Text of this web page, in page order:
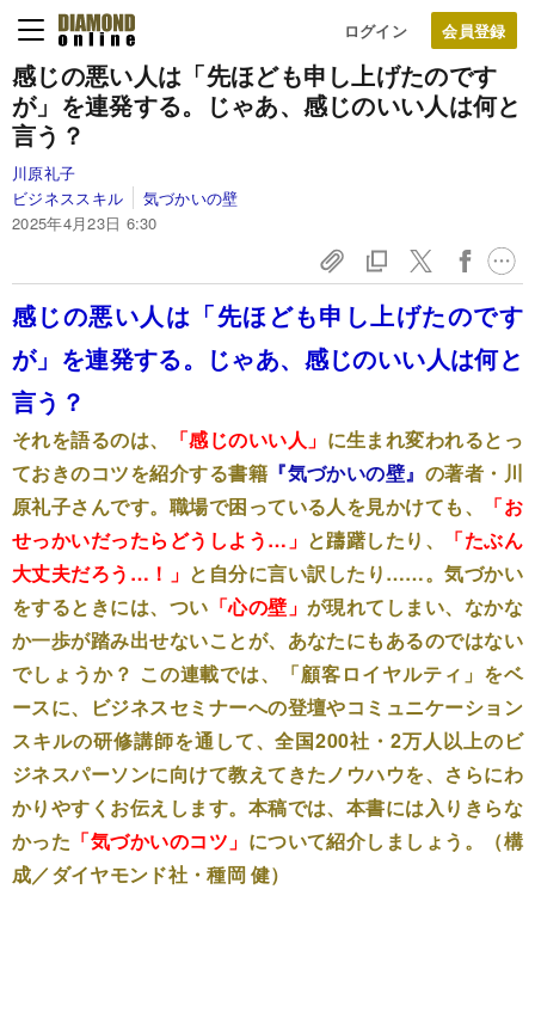
ログイン
感じの悪い人は「先ほども申し上げたのです
が」を連発する。じゃあ、感じのいい人は何と
言う？
川原礼子
ビジネススキル
気づかいの壁
2025年4月23日 6:30
感じの悪い人は「先ほども申し上げたのです
が」を連発する。じゃあ、感じのいい人は何と
言う？
それを語るのは、 「感じのいい人」 に生まれ変われるとっ
ておきのコツを紹介する書籍 『気づかいの壁』 の著者・川
原礼子さんです。職場で困っている人を見かけても、
「お
せっかいだったらどうしよう…」 と躊躇したり、
「たぶん
大丈夫だろう…！」 と自分に言い訳したり……。気づかい
をするときには、つい 「心の壁」が現れてしまい、なかな
か一歩が踏み出せないことが、あなたにもあるのではない
でしょうか？ この連載では、「顧客ロイヤルティ」をベ
ースに、ビジネスセミナーへの登壇やコミュニケーション
スキルの研修講師を通して、全国200社・2万人以上のビ
ジネスパーソンに向けて教えてきたノウハウを、さらにわ
かりやすくお伝えします。本稿では、本書には入りきらな
かった 「気づかいのコツ」 について紹介しましょう。（構
成／ダイヤモンド社・種岡 健）